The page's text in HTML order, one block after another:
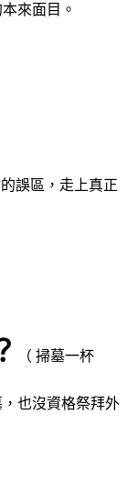
來面目。
誤區，走上真正
（ 掃墓一杯
也沒資格祭拜外